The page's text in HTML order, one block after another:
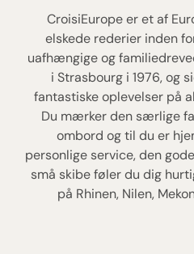
CroisiEurope er et af
elskede rederier inden
uafhængige og
i Strasbourg i 1976, og
fantastiske oplevelser på
Du mærker den særlige
ombord og til du er
personlige service, den
små skibe føler du dig
på Rhinen, Nilen,